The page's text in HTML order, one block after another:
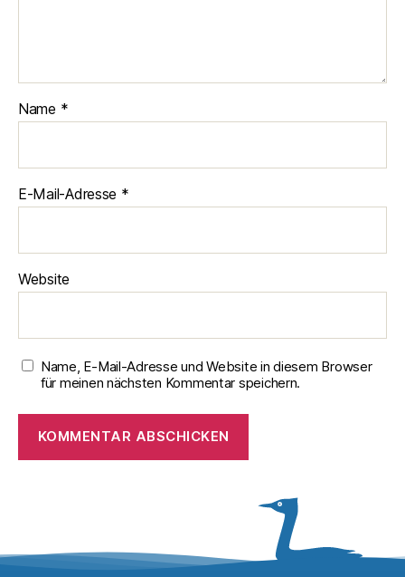
Name *
E-Mail-Adresse *
Website
Name, E-Mail-Adresse und Website in diesem Browser
für meinen nächsten Kommentar speichern.